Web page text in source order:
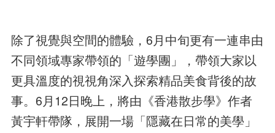
除了視覺與空間的體驗，6月中旬更有一連串由
不同領域專家帶領的「遊學團」，帶領大家以
更具溫度的視視角深入探索精品美食背後的故
事。6月12日晚上，將由《香港散步學》作者
黃宇軒帶隊，展開一場「隱藏在日常的美學」